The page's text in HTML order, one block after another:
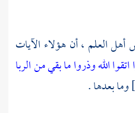
العلم ، أن هؤلاء الآيات
اتقوا الله وذروا ما بقي من الربا